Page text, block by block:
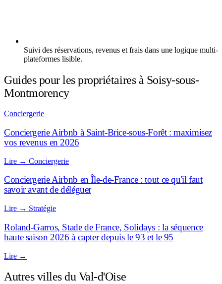
Suivi des réservations, revenus et frais dans une logique multi-
plateformes lisible.
Guides pour les propriétaires à Soisy-sous-
Montmorency
Conciergerie
Conciergerie Airbnb à Saint-Brice-sous-Forêt : maximisez
vos revenus en 2026
Lire → Conciergerie
Conciergerie Airbnb en Île-de-France : tout ce qu'il faut
savoir avant de déléguer
Lire → Stratégie
Roland-Garros, Stade de France, Solidays : la séquence
haute saison 2026 à capter depuis le 93 et le 95
Lire →
Autres villes du Val-d'Oise